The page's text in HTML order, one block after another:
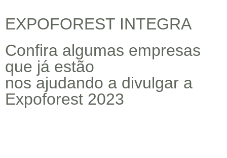
EXPOFOREST INTEGRA
Confira algumas empresas
que já estão
nos ajudando a divulgar a
Expoforest 2023